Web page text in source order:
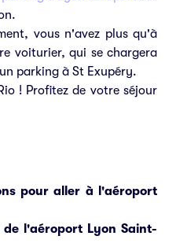
vous n'avez plus qu'à
voiturier, qui se chargera
parking à St Exupéry.
! Profitez de votre séjour
pour aller à l'aéroport
l'aéroport Lyon Saint-